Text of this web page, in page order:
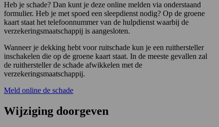
Heb je schade? Dan kunt je deze online melden via onderstaand
formulier. Heb je met spoed een sleepdienst nodig? Op de groene
kaart staat het telefoonnummer van de hulpdienst waarbij de
verzekeringsmaatschappij is aangesloten.
Wanneer je dekking hebt voor ruitschade kun je een ruithersteller
inschakelen die op de groene kaart staat. In de meeste gevallen zal
de ruithersteller de schade afwikkelen met de
verzekeringsmaatschappij.
Meld online de schade
Wijziging doorgeven